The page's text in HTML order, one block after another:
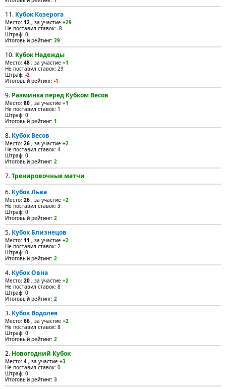
11. Кубок Козерога
Место: 12 , за участие +29
Не поставил ставок: -8
Штраф: 0
Итоговый рейтинг: 29
10. Кубок Надежды
Место: 48 , за участие +1
Не поставил ставок: 29
Штраф: -2
Итоговый рейтинг: -1
9. Разминка перед Кубком Весов
Место: 80 , за участие +1
Не поставил ставок: 1
Штраф: 0
Итоговый рейтинг: 1
8. Кубок Весов
Место: 26 , за участие +2
Не поставил ставок: 4
Штраф: 0
Итоговый рейтинг: 2
7.Тренировочные матчи
6. Кубок Льва
Место: 26 , за участие +2
Не поставил ставок: 3
Штраф: 0
Итоговый рейтинг: 2
5. Кубок Близнецов
Место: 11 , за участие +2
Не поставил ставок: 2
Штраф: 0
Итоговый рейтинг: 2
4. Кубок Овна
Место: 20 , за участие +2
Не поставил ставок: 8
Штраф: 0
Итоговый рейтинг: 2
3. Кубок Водолея
Место: 66 , за участие +2
Не поставил ставок: 8
Штраф: 0
Итоговый рейтинг: 2
2. Новогодний Кубок
Место: 4 , за участие +3
Не поставил ставок: 0
Штраф: 0
Итоговый рейтинг: 3